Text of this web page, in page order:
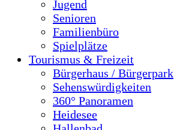
Jugend
Senioren
Familienbüro
Spielplätze
Tourismus & Freizeit
Bürgerhaus / Bürgerpark
Sehenswürdigkeiten
360° Panoramen
Heidesee